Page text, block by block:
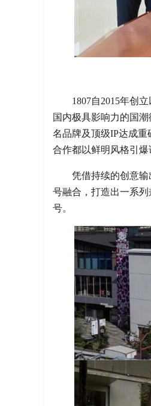
1807自2015年创
国内极具影响力的国
名品牌及顶级IP达成
合作都以鲜明风格引爆
凭借持续的创意
号融合，打造出一系
号。